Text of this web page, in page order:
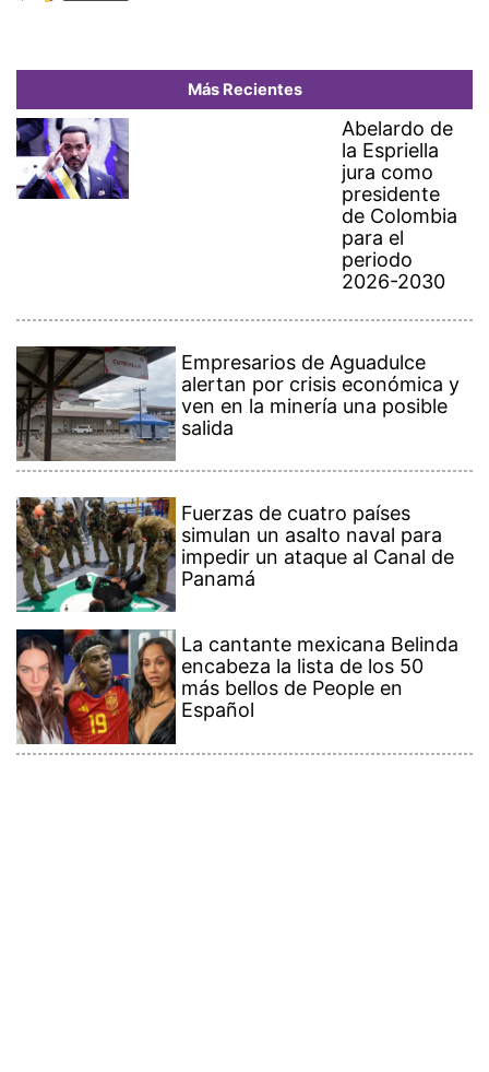
Más Recientes
Abelardo de
la Espriella
jura como
presidente
de Colombia
para el
periodo
2026-2030
Empresarios de Aguadulce
alertan por crisis económica y
ven en la minería una posible
salida
Fuerzas de cuatro países
simulan un asalto naval para
impedir un ataque al Canal de
Panamá
La cantante mexicana Belinda
encabeza la lista de los 50
más bellos de People en
Español